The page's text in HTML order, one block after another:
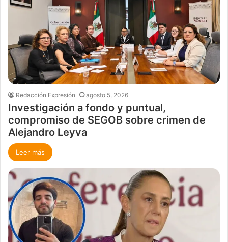
Redacción Expresión agosto 5, 2026
Investigación a fondo y puntual,
compromiso de SEGOB sobre crimen de
Alejandro Leyva
Leer más